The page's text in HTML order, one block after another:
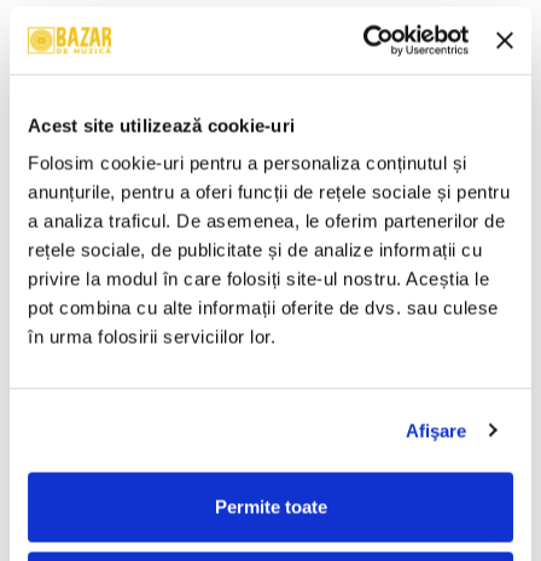
Acest site utilizează cookie-uri
Folosim cookie-uri pentru a personaliza conținutul și
anunțurile, pentru a oferi funcții de rețele sociale și pentru
a analiza traficul. De asemenea, le oferim partenerilor de
rețele sociale, de publicitate și de analize informații cu
privire la modul în care folosiți site-ul nostru. Aceștia le
pot combina cu alte informații oferite de dvs. sau culese
în urma folosirii serviciilor lor.
Afişare
Permite toate
Unknown Artist - Povești ,
(Casetă Audio)
ADAUGA IN COS
Genesis - We Can't Dance,
(CD)
R.E.M. - Monster , (CD)
29,99 Lei
ADAUGA IN COS
Irina Rimes – Origini , (Disc
Vinil)
250,00 Lei
ADAUGA IN COS
Electrecord, (Disc Vinil)
189,00 Lei